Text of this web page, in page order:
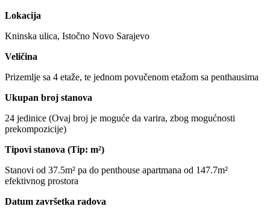
Lokacija
Kninska ulica, Istočno Novo Sarajevo
Veličina
Prizemlje sa 4 etaže, te jednom povučenom etažom sa penthausima
Ukupan broj stanova
24 jedinice (Ovaj broj je moguće da varira, zbog mogućnosti
prekompozicije)
Tipovi stanova (Tip: m²)
Stanovi od 37.5m² pa do penthouse apartmana od 147.7m²
efektivnog prostora
Datum završetka radova